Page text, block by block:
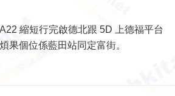
縮短行完啟德北跟 5D 上德福平台
果個位係藍田站同定富街。